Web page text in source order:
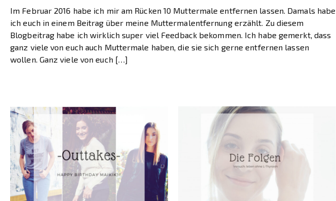
Im Februar 2016 habe ich mir am Rücken 10 Muttermale entfernen lassen. Damals habe
ich euch in einem Beitrag über meine Muttermalentfernung erzählt. Zu diesem
Blogbeitrag habe ich wirklich super viel Feedback bekommen. Ich habe gemerkt, dass
ganz viele von euch auch Muttermale haben, die sie sich gerne entfernen lassen
wollen. Ganz viele von euch […]